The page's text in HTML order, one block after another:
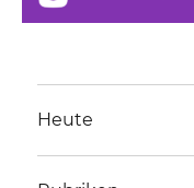
Heute